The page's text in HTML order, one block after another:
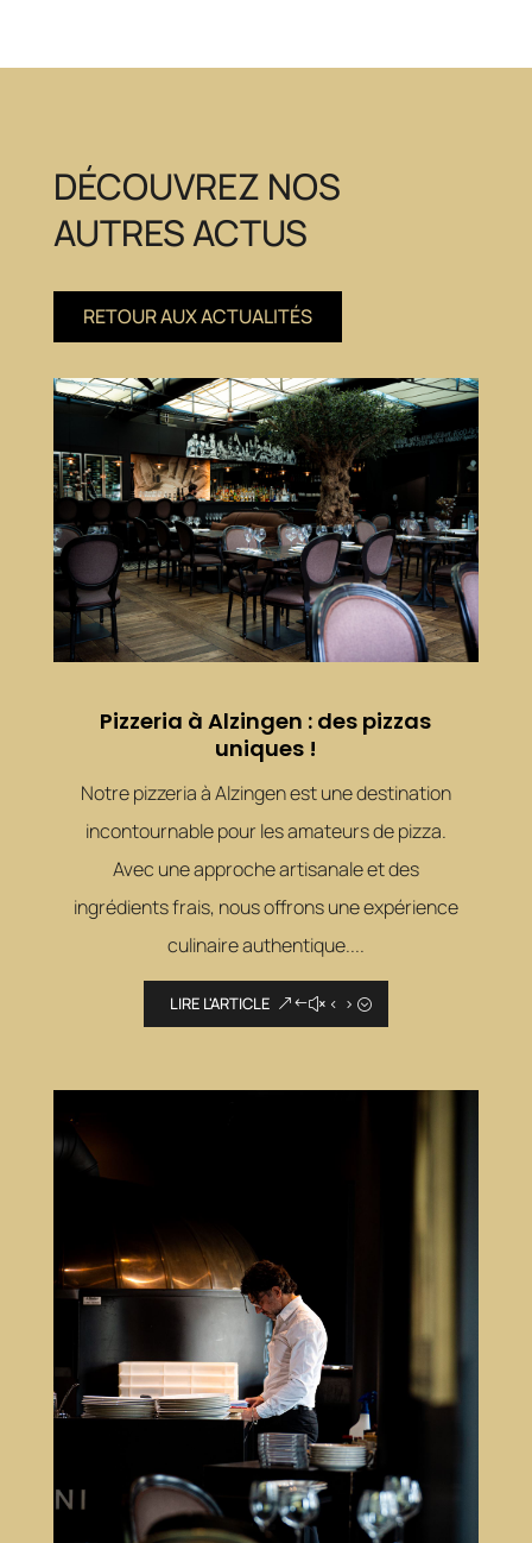
DÉCOUVREZ NOS
AUTRES ACTUS
RETOUR AUX ACTUALITÉS
Pizzeria à Alzingen : des pizzas
uniques !
Notre pizzeria à Alzingen est une destination
incontournable pour les amateurs de pizza.
Avec une approche artisanale et des
ingrédients frais, nous offrons une expérience
culinaire authentique....
LIRE L'ARTICLE